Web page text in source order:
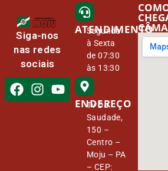
Siga-nos
nas redes
sociais
ATENDIMENTO
Segunda
à Sexta
de 07:30
às 13:30
ENDEREÇO
Tv Da
Saudade,
150 –
Centro –
Moju – PA
– CEP: